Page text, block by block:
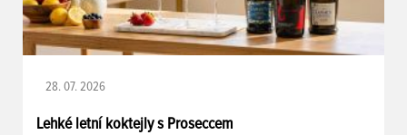
28. 07. 2026
Lehké letní koktejly s Proseccem